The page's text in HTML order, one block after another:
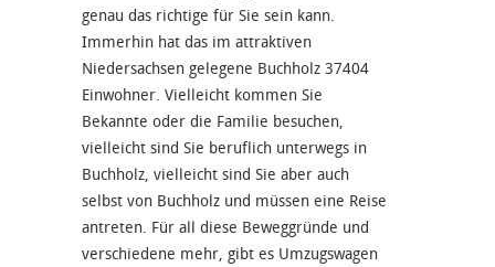
genau das richtige für Sie sein kann.
Immerhin hat das im attraktiven
Niedersachsen gelegene Buchholz 37404
Einwohner. Vielleicht kommen Sie
Bekannte oder die Familie besuchen,
vielleicht sind Sie beruflich unterwegs in
Buchholz, vielleicht sind Sie aber auch
selbst von Buchholz und müssen eine Reise
antreten. Für all diese Beweggründe und
verschiedene mehr, gibt es Umzugswagen